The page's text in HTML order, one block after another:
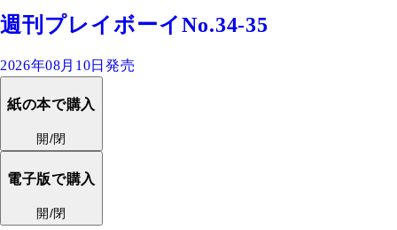
週刊プレイボーイNo.34-35
2026年08月10日発売
紙の本で購入
開/閉
電子版で購入
開/閉